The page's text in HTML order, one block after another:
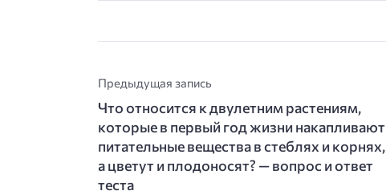
Предыдущая запись
Что относится к двулетним растениям,
которые в первый год жизни накапливают
питательные вещества в стеблях и корнях,
а цветут и плодоносят? — вопрос и ответ
теста